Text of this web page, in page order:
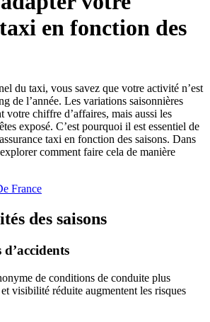
en fonction des
du taxi, vous savez que votre activité n’est
de l’année. Les variations saisonnières
votre chiffre d’affaires, mais aussi les
exposé. C’est pourquoi il est essentiel de
taxi en fonction des saisons. Dans
comment faire cela de manière
France
des saisons
de conditions de conduite plus
visibilité réduite augmentent les risques